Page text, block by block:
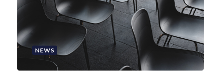
NEWS